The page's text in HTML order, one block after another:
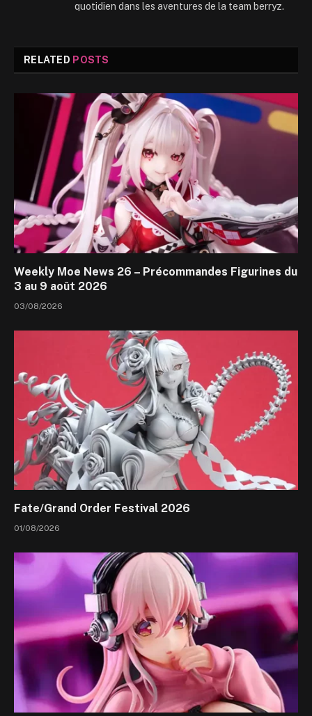
quotidien dans les aventures de la team berryz.
RELATED POSTS
Weekly Moe News 26 – Précommandes Figurines du
3 au 9 août 2026
03/08/2026
Fate/Grand Order Festival 2026
01/08/2026